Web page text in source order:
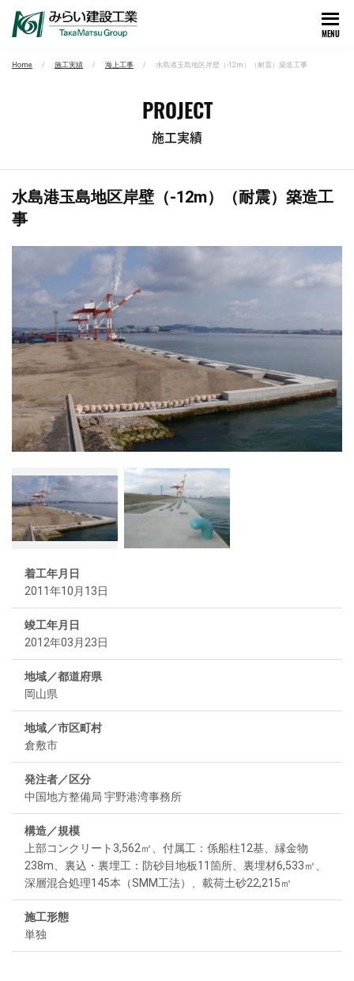
MENU
Home 施工実績 海上工事 水島港玉島地区岸壁（-12m）（耐震）築造工事
PROJECT
施工実績
水島港玉島地区岸壁（-12m）（耐震）築造工
事
着工年月日
2011年10月13日
竣工年月日
2012年03月23日
地域／都道府県
岡山県
地域／市区町村
倉敷市
発注者／区分
中国地方整備局 宇野港湾事務所
構造／規模
上部コンクリート3,562㎥、付属工：係船柱12基、縁金物
238m、裏込・裏埋工：防砂目地板11箇所、裏埋材6,533㎥、
深層混合処理145本（SMM工法）、載荷土砂22,215㎥
施工形態
単独